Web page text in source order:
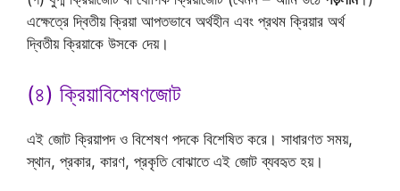
এক্ষেত্রে দ্বিতীয় ক্রিয়া আপতভাবে অর্থহীন এবং প্রথম ক্রিয়ার অর্থ
দ্বিতীয় ক্রিয়াকে উসকে দেয়।
(৪) ক্রিয়াবিশেষণজোট
এই জোট ক্রিয়াপদ ও বিশেষণ পদকে বিশেষিত করে। সাধারণত সময়,
স্থান, প্রকার, কারণ, প্রকৃতি বোঝাতে এই জোট ব্যবহৃত হয়।